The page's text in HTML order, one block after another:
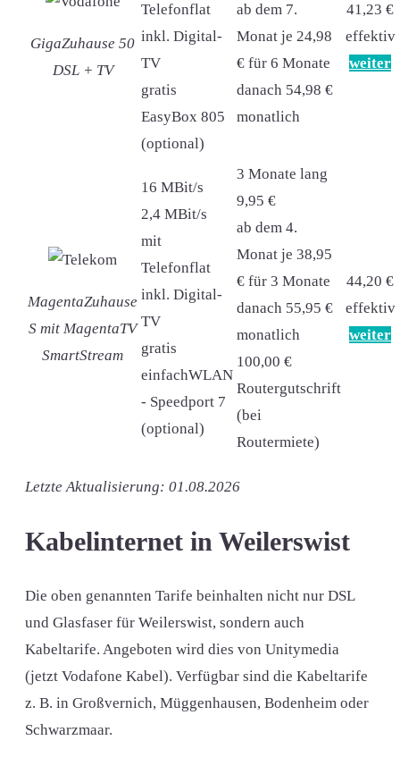
GigaZuhause 50
DSL + TV
Telefonflat
inkl. Digital-
TV
gratis
EasyBox 805
(optional)
ab dem 7.
Monat je 24,98
€ für 6 Monate
danach 54,98 €
monatlich
41,23 €
effektiv
weiter
MagentaZuhause
S mit MagentaTV
SmartStream
16 MBit/s
2,4 MBit/s
mit
Telefonflat
inkl. Digital-
TV
gratis
einfachWLAN
- Speedport 7
(optional)
3 Monate lang
9,95 €
ab dem 4.
Monat je 38,95
€ für 3 Monate
danach 55,95 €
monatlich
100,00 €
Routergutschrift
(bei
Routermiete)
44,20 €
effektiv
weiter
Letzte Aktualisierung: 01.08.2026
Kabelinternet in Weilerswist
Die oben genannten Tarife beinhalten nicht nur DSL
und Glasfaser für Weilerswist, sondern auch
Kabeltarife. Angeboten wird dies von Unitymedia
(jetzt Vodafone Kabel). Verfügbar sind die Kabeltarife
z. B. in Großvernich, Müggenhausen, Bodenheim oder
Schwarzmaar.